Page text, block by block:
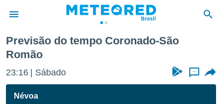
da
por
para
Previsão do tempo Coronado-São
Romão
23:16 Sábado ...
Névoa